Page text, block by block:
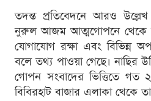
তদন্ত প্রতিবেদনে আরও
নুরুল আজম আত্মগোপনে থেকে
যোগাযোগ রক্ষা এবং বিভিন্ন
বলে তথ্য পাওয়া গেছে। নাছির
গোপন সংবাদের ভিত্তিতে গত
বিবিরহাট বাজার এলাকা থেকে